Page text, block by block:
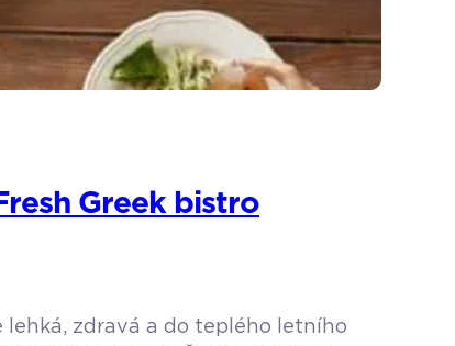
Greek bistro
zdravá a do teplého letního